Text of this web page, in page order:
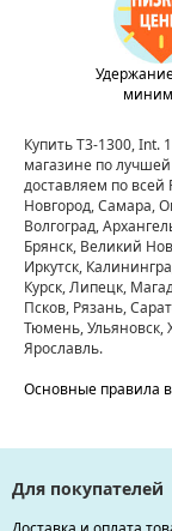
Купить T3-1300, Int.
магазине по
доставляем по
Новгород, Самара,
Волгоград,
Брянск, Великий
Иркутск,
Курск, Липецк,
Псков, Рязань,
Тюмень, Ульяновск,
Ярославль.
Основные правила
Для покупателей